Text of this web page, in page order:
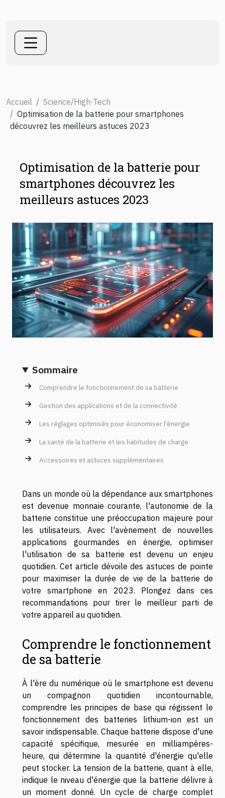
Accueil
Science/High-Tech
Optimisation de la batterie pour smartphones
découvrez les meilleurs astuces 2023
Optimisation de la batterie pour
smartphones découvrez les
meilleurs astuces 2023
Sommaire
Comprendre le fonctionnement de sa batterie
Gestion des applications et de la connectivité
Les réglages optimisés pour économiser l'énergie
La santé de la batterie et les habitudes de charge
Accessoires et astuces supplémentaires
Dans un monde où la dépendance aux smartphones
est devenue monnaie courante, l'autonomie de la
batterie constitue une préoccupation majeure pour
les utilisateurs. Avec l'avènement de nouvelles
applications gourmandes en énergie, optimiser
l'utilisation de sa batterie est devenu un enjeu
quotidien. Cet article dévoile des astuces de pointe
pour maximiser la durée de vie de la batterie de
votre smartphone en 2023. Plongez dans ces
recommandations pour tirer le meilleur parti de
votre appareil au quotidien.
Comprendre le fonctionnement
de sa batterie
À l'ère du numérique où le smartphone est devenu
un compagnon quotidien incontournable,
comprendre les principes de base qui régissent le
fonctionnement des batteries lithium-ion est un
savoir indispensable. Chaque batterie dispose d'une
capacité spécifique, mesurée en milliampères-
heure, qui détermine la quantité d'énergie qu'elle
peut stocker. La tension de la batterie, quant à elle,
indique le niveau d'énergie que la batterie délivre à
un moment donné. Un cycle de charge complet